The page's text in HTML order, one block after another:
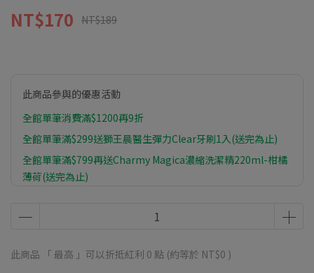
NT$170 NT$189
此商品參與的優惠活動
全館單筆消費滿$1200再9折
全館單筆滿$299送獅王晨醫生彈力Clear牙刷1入(送完為止)
全館單筆滿$799再送Charmy Magica濃縮洗潔精220ml-柑橘
薄荷(送完為止)
完為止)
此商品 「 最高 」可以折抵紅利 0 點 (約等於 NT$0 )